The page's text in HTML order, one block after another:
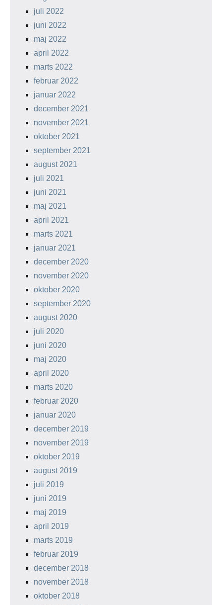
juli 2022
juni 2022
maj 2022
april 2022
marts 2022
februar 2022
januar 2022
december 2021
november 2021
oktober 2021
september 2021
august 2021
juli 2021
juni 2021
maj 2021
april 2021
marts 2021
januar 2021
december 2020
november 2020
oktober 2020
september 2020
august 2020
juli 2020
juni 2020
maj 2020
april 2020
marts 2020
februar 2020
januar 2020
december 2019
november 2019
oktober 2019
august 2019
juli 2019
juni 2019
maj 2019
april 2019
marts 2019
februar 2019
december 2018
november 2018
oktober 2018